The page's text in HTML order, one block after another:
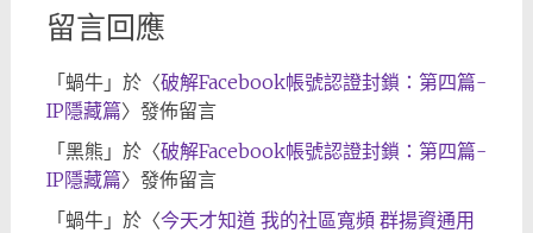
留言回應
「 蝸牛」於〈破解Facebook帳號認證封鎖：第四篇-
IP隱藏篇〉發佈留言
「 黑熊 」於〈破解Facebook帳號認證封鎖：第四篇-
IP隱藏篇〉發佈留言
「 蝸牛」於〈今天才知道 我的社區寬頻 群揚資通用